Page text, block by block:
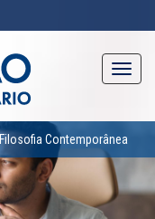
Filosofia Contemporânea